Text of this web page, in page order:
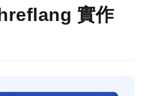
實作